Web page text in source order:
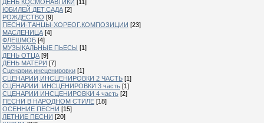
ДЕНЬ КОСМОНАВТИКИ [11]
ЮБИЛЕЙ ДЕТ.САДА [2]
РОЖДЕСТВО [9]
ПЕСНИ-ТАНЦЫ-ХОРЕОГ.КОМПОЗИЦИИ [23]
МАСЛЕНИЦА [4]
ФЛЕШМОБ [4]
МУЗЫКАЛЬНЫЕ ПЬЕСЫ [1]
ДЕНЬ ОТЦА [9]
ДЕНЬ МАТЕРИ [7]
Сценарии,инсценировки [1]
СЦЕНАРИИ,ИНСЦЕНИРОВКИ 2 ЧАСТЬ [1]
СЦЕНАРИИ. ИНСЦЕНИРОВКИ 3 часть [1]
СЦЕНАРИИ ИНСЦЕНИРОВКИ 4 часть [2]
ПЕСНИ В НАРОДНОМ СТИЛЕ [18]
ОСЕННИЕ ПЕСНИ [15]
ЛЕТНИЕ ПЕСНИ [20]